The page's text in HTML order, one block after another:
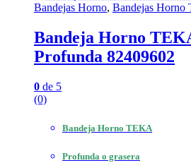
Bandejas Horno, Bandejas Horno
Bandeja Horno
Profunda 82409602
0 de 5
(0)
Bandeja Horno TEKA
Profunda o grasera